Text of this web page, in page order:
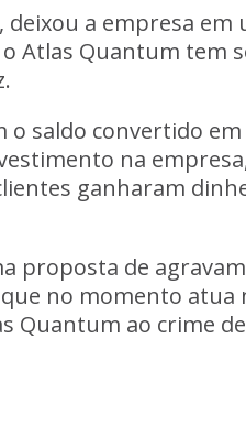
deixou a empresa em
Atlas Quantum tem
o saldo convertido
na
ganharam
proposta de
no momento atua
Quantum ao crime